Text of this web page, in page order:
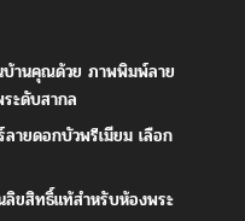
บ้านคุณด้วย ภาพพิมพ์ลาย
ะดับสากล
ลายดอกบัวพรีเมียม เลือก
ขสิทธิ์แท้สำหรับห้องพระ